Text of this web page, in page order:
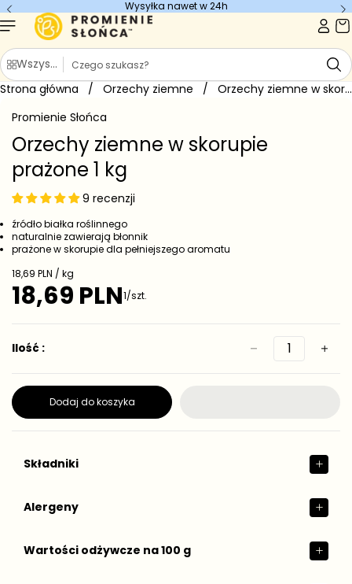
treści
Wysyłka nawet w 24h
Wszystkie kategorie
S
z
u
a
j
Strona główna / Orzechy ziemne / Orzechy ziemne w skorupie prażone...
Przejdź do
o
Promienie Słońca
Orzechy ziemne w skorupie
prażone 1 kg
9 recenzji
źródło białka roślinnego
naturalnie zawierają błonnik
prażone w skorupie dla pełniejszego aromatu
C
e
j
d
o
t
k
18,69 PLN / kg
C
n
a
r
e
u
a
18,69 PLN1/szt.
Ilość :
Dodaj do koszyka
Składniki
Alergeny
Wartości odżywcze na 100 g